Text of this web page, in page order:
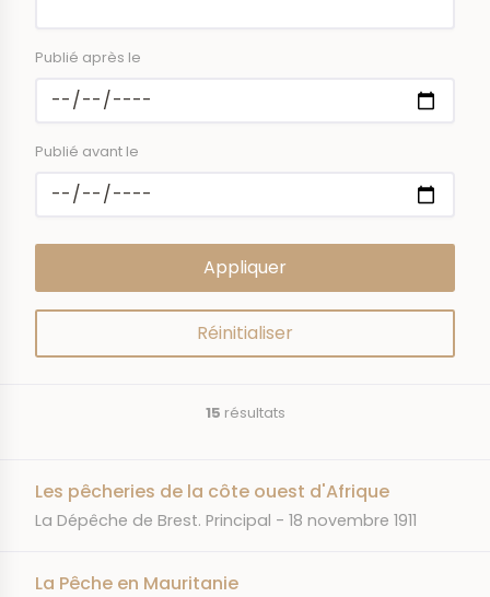
Publié après le
Publié avant le
15 résultats
Les pêcheries de la côte ouest d'Afrique
JOURNAL
La Dépêche de Brest. Principal DATE
18 novembre 1911
La Pêche en Mauritanie